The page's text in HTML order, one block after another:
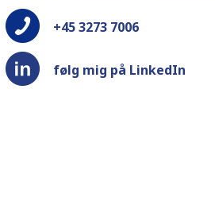
+45 3273 7006
følg mig på LinkedIn